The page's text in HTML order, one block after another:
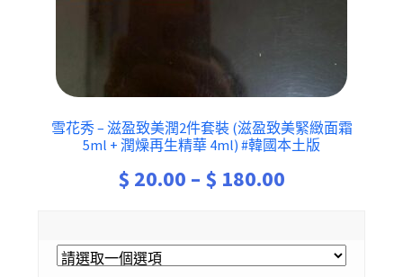
雪花秀 – 滋盈致美潤2件套裝 (滋盈致美緊緻面霜
5ml + 潤燥再生精華 4ml) #韓國本土版
$ 20.00 – $ 180.00
$ 20.00